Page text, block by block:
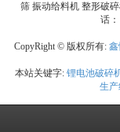
筛 振动给料机 整形破
话：
CopyRight © 版权所有:
本站关键字: 锂电池破碎
生产